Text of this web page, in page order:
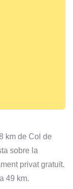
km de Col de
sobre la
privat gratuït.
49 km.